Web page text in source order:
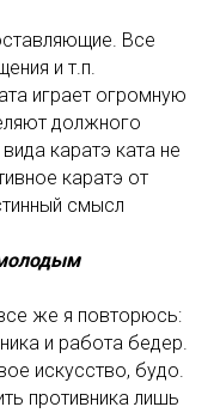
Все
и т.п.
играет огромную
должного
каратэ ката не
каратэ от
смысл
же я повторюсь:
и работа бедер.
искусство, будо.
противника лишь